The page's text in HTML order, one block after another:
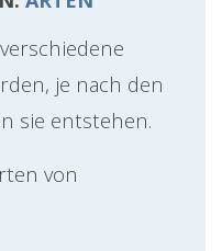
je nach den
sie entstehen.
von